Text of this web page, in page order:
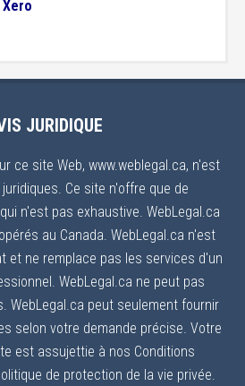
JURIDIQUE
ce site Web, www.weblegal.ca, n'est
Ce site n'offre que de
n'est pas exhaustive. WebLegal.ca
au Canada. WebLegal.ca n'est
et ne remplace pas les services d'un
WebLegal.ca ne peut pas
WebLegal.ca peut seulement fournir
selon votre demande précise. Votre
est assujettie à nos Conditions
de protection de la vie privée.